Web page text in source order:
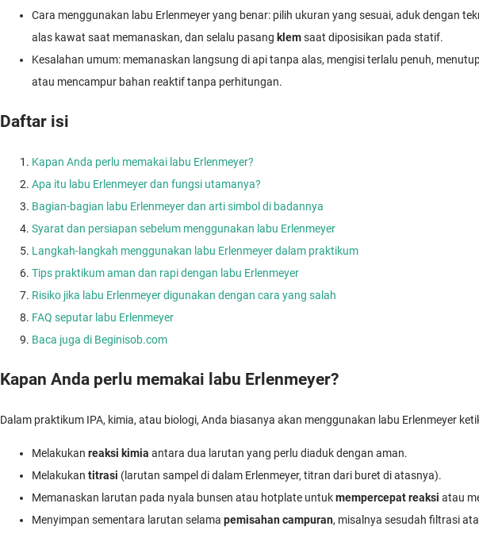
Cara menggunakan labu Erlenmeyer yang benar: pilih ukuran yang sesuai, aduk dengan
alas kawat saat memanaskan, dan selalu pasang klemsaat diposisikan pada statif.
Kesalahan umum: memanaskan langsung di api tanpa alas, mengisi terlalu penuh,
atau mencampur bahan reaktif tanpa perhitungan.
Daftar isi
Kapan Anda perlu memakai labu Erlenmeyer?
Apa itu labu Erlenmeyer dan fungsi utamanya?
Bagian-bagian labu Erlenmeyer dan arti simbol di badannya
Syarat dan persiapan sebelum menggunakan labu Erlenmeyer
Langkah-langkah menggunakan labu Erlenmeyer dalam praktikum
Tips praktikum aman dan rapi dengan labu Erlenmeyer
Risiko jika labu Erlenmeyer digunakan dengan cara yang salah
FAQ seputar labu Erlenmeyer
Baca juga di Beginisob.com
Kapan Anda perlu memakai labu Erlenmeyer?
Dalam praktikum IPA, kimia, atau biologi, Anda biasanya akan menggunakan labu Erlenmeyer
Melakukan reaksi kimia antara dua larutan yang perlu diaduk dengan aman.
Melakukan titrasi (larutan sampel di dalam Erlenmeyer, titran dari buret di atasnya).
Memanaskan larutan pada nyala bunsen atau hotplate untukmempercepat reaksi atau
Menyimpan sementara larutan selama pemisahan campuran, misalnya sesudah filtrasi